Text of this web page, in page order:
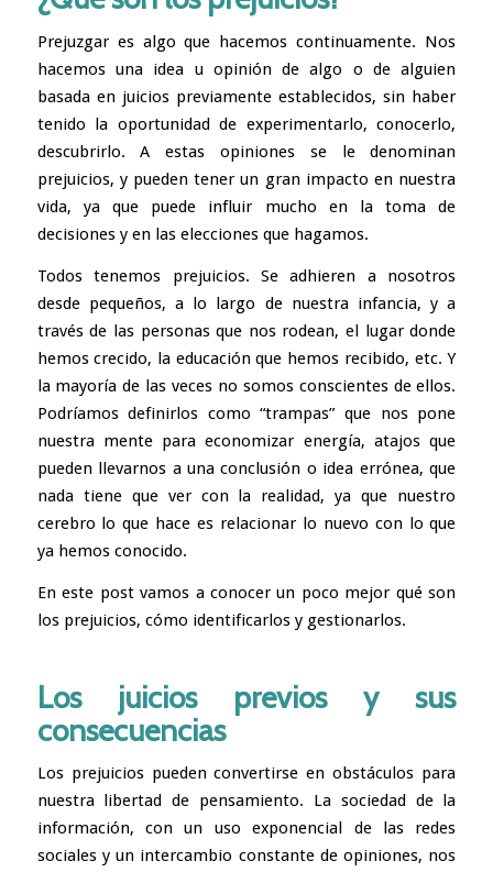
Prejuzgar es algo que hacemos continuamente. Nos
hacemos una idea u opinión de algo o de alguien
basada en juicios previamente establecidos, sin haber
tenido la oportunidad de experimentarlo, conocerlo,
descubrirlo. A estas opiniones se le denominan
prejuicios, y pueden tener un gran impacto en nuestra
vida, ya que puede influir mucho en la toma de
decisiones y en las elecciones que hagamos.
Todos tenemos prejuicios. Se adhieren a nosotros
desde pequeños, a lo largo de nuestra infancia, y a
través de las personas que nos rodean, el lugar donde
hemos crecido, la educación que hemos recibido, etc. Y
la mayoría de las veces no somos conscientes de ellos.
Podríamos definirlos como “trampas” que nos pone
nuestra mente para economizar energía, atajos que
pueden llevarnos a una conclusión o idea errónea, que
nada tiene que ver con la realidad, ya que nuestro
cerebro lo que hace es relacionar lo nuevo con lo que
ya hemos conocido.
En este post vamos a conocer un poco mejor qué son
los prejuicios, cómo identificarlos y gestionarlos.
Los juicios previos y sus
consecuencias
Los prejuicios pueden convertirse en obstáculos para
nuestra libertad de pensamiento. La sociedad de la
información, con un uso exponencial de las redes
sociales y un intercambio constante de opiniones, nos